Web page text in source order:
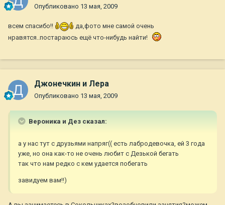
Опубликовано 13 мая, 2009
всем спасибо!!
да,фото мне самой очень
нравятся..постараюсь ещё что-нибудь найти!
Джонечкин и Лера
Опубликовано 13 мая, 2009
Вероника и Дез сказал:
а у нас тут с друзьями напряг(( есть лабродевочка, ей 3 года
уже, но она как-то не очень любит с Дезькой бегать
так что нам редко с кем удается побегать
завидуем вам!!)